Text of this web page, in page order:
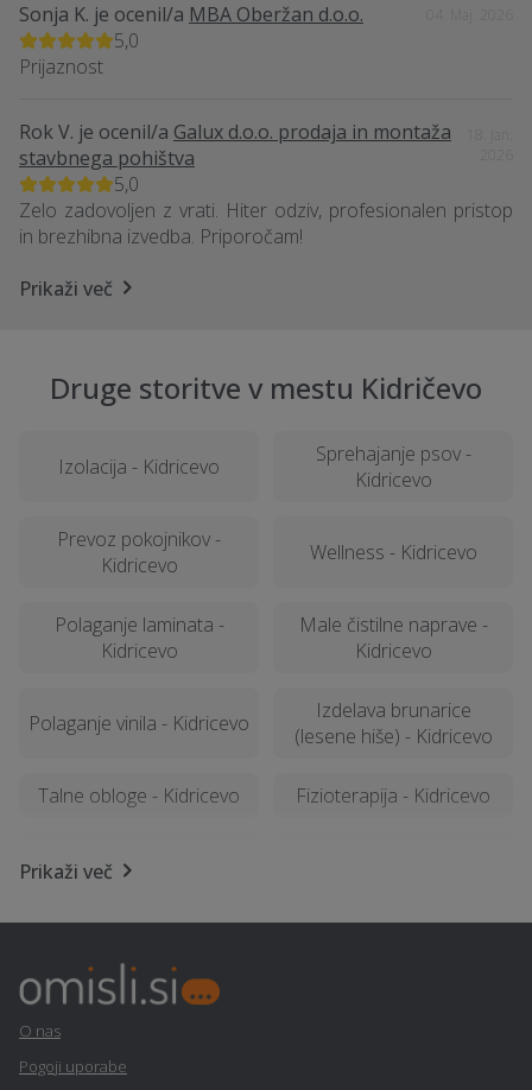
Sonja K. je ocenil/a MBA Oberžan d.o.o.
5,0
Prijaznost
Rok V. je ocenil/a Galux d.o.o. prodaja in montaža
stavbnega pohištva
5,0
Zelo zadovoljen z vrati. Hiter odziv, profesionalen pristop
in brezhibna izvedba. Priporočam!
Prikaži več
Druge storitve v mestu Kidričevo
Izolacija - Kidricevo
Sprehajanje psov -
Kidricevo
Prevoz pokojnikov -
Kidricevo
Wellness - Kidricevo
Polaganje laminata -
Kidricevo
Male čistilne naprave -
Kidricevo
Polaganje vinila - Kidricevo
Izdelava brunarice
(lesene hiše) - Kidricevo
Talne obloge - Kidricevo Fizioterapija - Kidricevo
Kidricevo
Krovstvo, kleparstvo,
Prikaži več
O nas
Pogoji uporabe